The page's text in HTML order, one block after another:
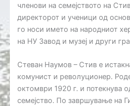
членови на семејството на
директорот и ученици од
го носи името на народниот
на НУ Завод и музеј и други
Стеван Наумов – Стив е
комунист и револуционер.
октомври 1920 г. и потекнува
семејство. По завршување на